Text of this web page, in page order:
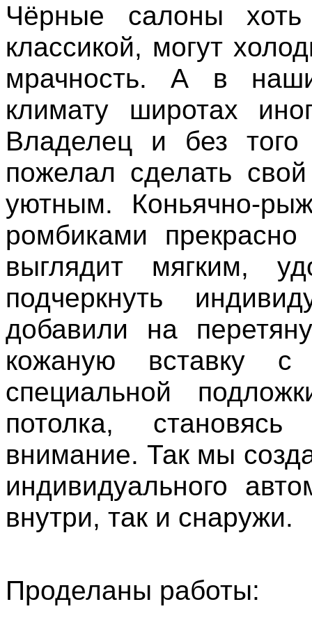
Чёрные салоны
классикой, могут
мрачность. А в
климату широтах
Владелец и без того
пожелал сделать
уютным. Коньячно-
ромбиками
выглядит мягким,
подчеркнуть
добавили на
кожаную вставку
специальной
потолка,
внимание. Так мы
индивидуального
внутри, так и снаружи.
Проделаны работы: